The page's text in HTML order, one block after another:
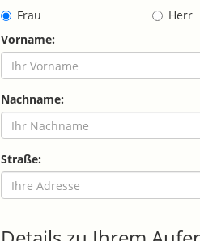
Frau
Herr
Vorname:
Nachname:
Straße: